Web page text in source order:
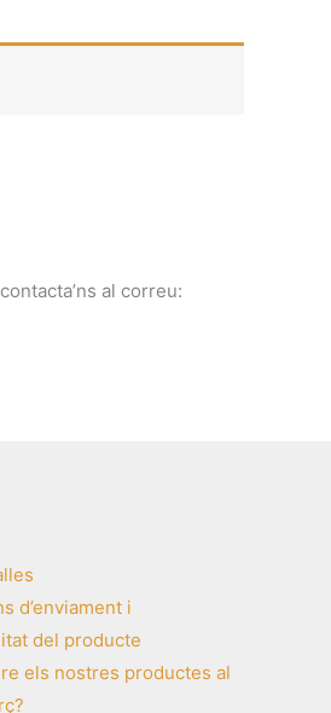
al correu:
d’enviament i
del producte
els nostres productes al